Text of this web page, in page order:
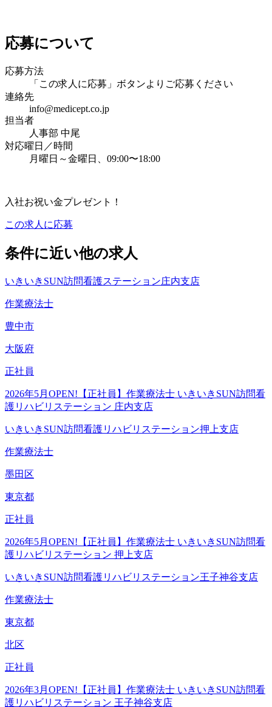
応募について
応募方法
「この求人に応募」ボタンよりご応募ください
連絡先
info@medicept.co.jp
担当者
人事部 中尾
対応曜日／時間
月曜日～金曜日、09:00〜18:00
入社お祝い金プレゼント！
この求人に応募
条件に近い他の求人
いきいきSUN訪問看護ステーション庄内支店
作業療法士
豊中市
大阪府
正社員
2026年5月OPEN!【正社員】作業療法士 いきいきSUN訪問看
護リハビリステーション 庄内支店
いきいきSUN訪問看護リハビリステーション押上支店
作業療法士
墨田区
東京都
正社員
2026年5月OPEN!【正社員】作業療法士 いきいきSUN訪問看
護リハビリステーション 押上支店
いきいきSUN訪問看護リハビリステーション王子神谷支店
作業療法士
東京都
北区
正社員
2026年3月OPEN!【正社員】作業療法士 いきいきSUN訪問看
護リハビリステーション 王子神谷支店